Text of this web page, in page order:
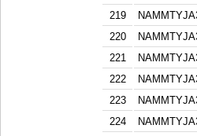
219
220
221
222
223
224